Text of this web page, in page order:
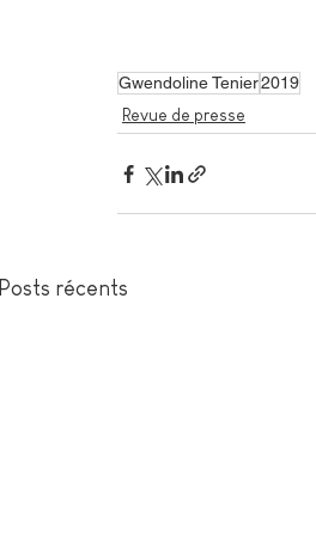
Gwendoline Tenier2019
Revue de presse
Posts récents